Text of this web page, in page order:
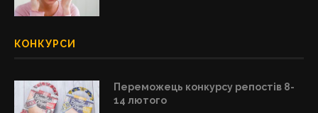
КОНКУРСИ
Переможець конкурсу репостів 8-
14 лютого